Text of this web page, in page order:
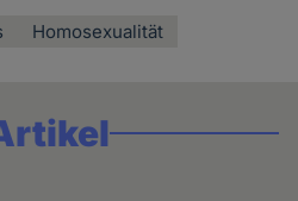
Homosexualität